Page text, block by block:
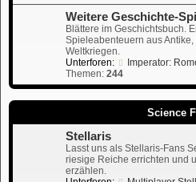
Weitere Geschichte-
Blättere im Geschichtsbuch.
Spieleabenteuern aus
Weltkriegen.
Unterforen:
Imperator:
Themen: 244
Science
Stellaris
Lasst uns als Stellaris-Fans
riesige Reiche errichten und
erzählen.